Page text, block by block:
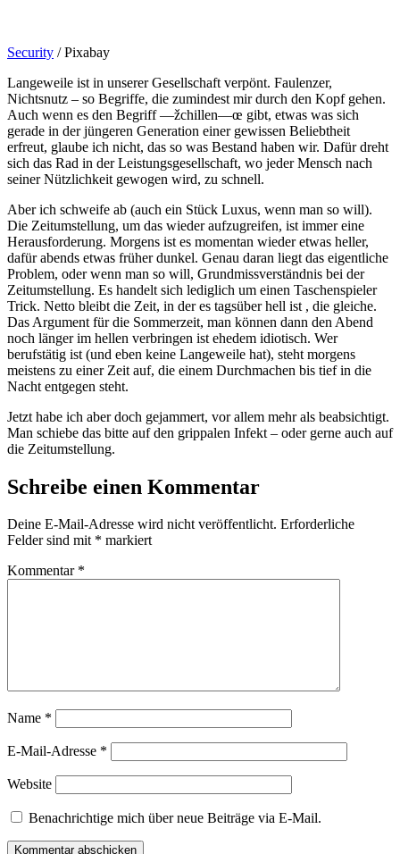
Security / Pixabay
Langeweile ist in unserer Gesellschaft verpönt. Faulenzer,
Nichtsnutz – so Begriffe, die zumindest mir durch den Kopf gehen.
Auch wenn es den Begriff —žchillen—œ gibt, etwas was sich
gerade in der jüngeren Generation einer gewissen Beliebtheit
erfreut, glaube ich nicht, das so was Bestand haben wir. Dafür dreht
sich das Rad in der Leistungsgesellschaft, wo jeder Mensch nach
seiner Nützlichkeit gewogen wird, zu schnell.
Aber ich schweife ab (auch ein Stück Luxus, wenn man so will).
Die Zeitumstellung, um das wieder aufzugreifen, ist immer eine
Herausforderung. Morgens ist es momentan wieder etwas heller,
dafür abends etwas früher dunkel. Genau daran liegt das eigentliche
Problem, oder wenn man so will, Grundmissverständnis bei der
Zeitumstellung. Es handelt sich lediglich um einen Taschenspieler
Trick. Netto bleibt die Zeit, in der es tagsüber hell ist , die gleiche.
Das Argument für die Sommerzeit, man können dann den Abend
noch länger im hellen verbringen ist ehedem idiotisch. Wer
berufstätig ist (und eben keine Langeweile hat), steht morgens
meistens zu einer Zeit auf, die einem Durchmachen bis tief in die
Nacht entgegen steht.
Jetzt habe ich aber doch gejammert, vor allem mehr als beabsichtigt.
Man schiebe das bitte auf den grippalen Infekt – oder gerne auch auf
die Zeitumstellung.
Schreibe einen Kommentar
Deine E-Mail-Adresse wird nicht veröffentlicht. Erforderliche
Felder sind mit * markiert
Kommentar *
Name *
E-Mail-Adresse *
Website
Benachrichtige mich über neue Beiträge via E-Mail.